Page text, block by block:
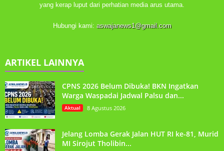
yang kerap luput dari perhatian media arus utama.
Hubungi kami: aswajanews1@gmail.com
ARTIKEL LAINNYA
CPNS 2026 Belum Dibuka! BKN Ingatkan
Warga Waspadai Jadwal Palsu dan...
Aktual 8 Agustus 2026
Jelang Lomba Gerak Jalan HUT RI ke-81, Murid
MI Sirojut Tholibin...